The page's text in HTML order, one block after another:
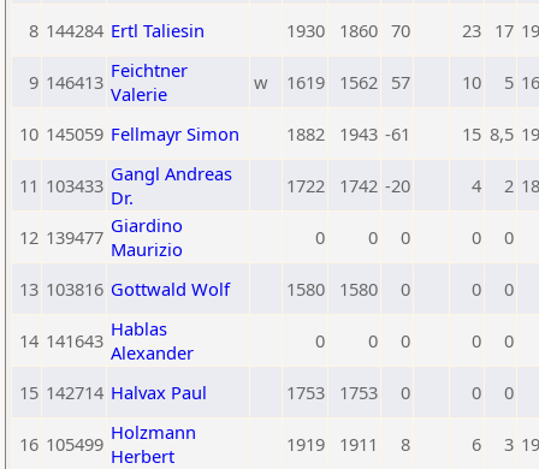
8 144284 Ertl Taliesin 1930 1860 70 23 17
9 146413 Feichtner
Valerie
w 1619 1562 57 10 5
10 145059 Fellmayr Simon 1882 1943 -61 15 8,5
11 103433 Gangl Andreas
Dr.
1722 1742 -20 4 2
12 139477 Giardino
Maurizio
0 0 0 0 0
13 103816 Gottwald Wolf 1580 1580 0 0 0
14 141643 Hablas
Alexander
0 0 0 0 0
15 142714 Halvax Paul 1753 1753 0 0 0
16 105499 Holzmann
Herbert
1919 1911 8 6 3